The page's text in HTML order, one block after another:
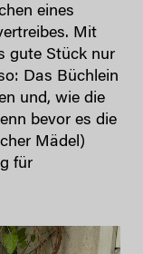
eines
Mit
gute Stück nur
Das Büchlein
und, wie die
bevor es die
Mädel)
für